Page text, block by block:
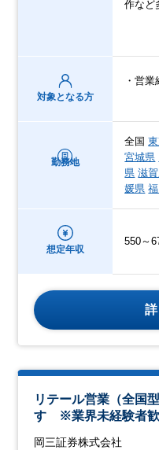
作など
対象となる方
・営業
勤務地
全国
宮城県
県 滋
媛県
想定年収
550～
リテール営業（全国
す ※業界未経験者
岡三証券株式会社